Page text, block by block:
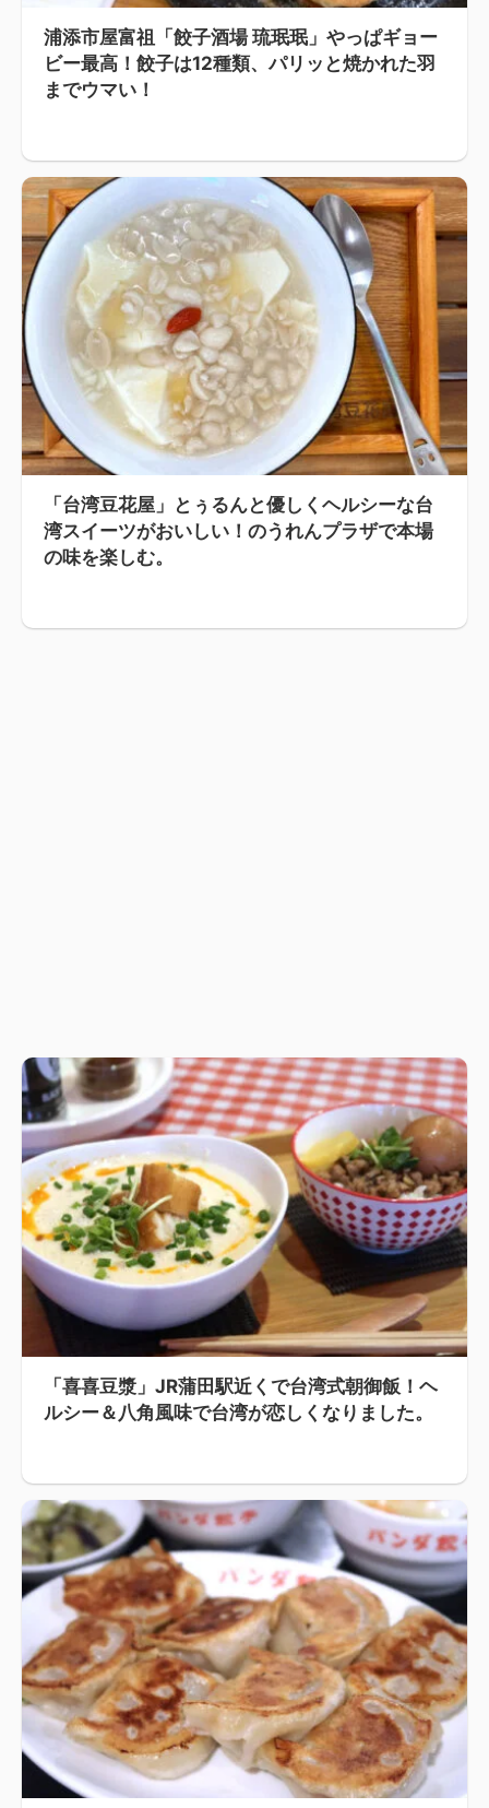
浦添市屋富祖「餃子酒場 琉珉珉」やっぱギョー
ビー最高！餃子は12種類、パリッと焼かれた羽
までウマい！
「台湾豆花屋」とぅるんと優しくヘルシーな台
湾スイーツがおいしい！のうれんプラザで本場
の味を楽しむ。
「喜喜豆漿」JR蒲田駅近くで台湾式朝御飯！ヘ
ルシー＆八角風味で台湾が恋しくなりました。